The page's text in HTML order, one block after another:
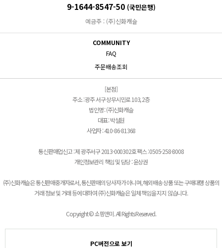
9-1644-8547-50 (국민은행)
예금주 : (주)신화캐슬
COMMUNITY
FAQ
주문배송조회
[본점]
주소 : 광주 서구 상무시민로 103, 2층
법인명 : (주)신화캐슬
대표 : 박설원
사업자 : 410-86-81368
통신판매업신고 : 제 광주서구 2013-000302호 팩스 : 0505-258-8008
개인정보관리 책임 및 담당 : 윤상권
(주)신화캐슬은 통신판매중개자로서, 통신판매의 당사자가 아니며, 해외배송 상품 또는 구매대행 상품의
거래 정보 및 거래 등에 대하여 (주)신화캐슬은 일체 책임을 지지 않습니다.
Copyright © 쇼핑앤미. All Rights Reserved.
PC버전으로 보기